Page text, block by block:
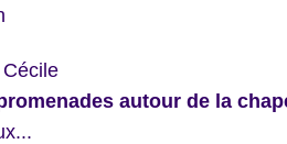
autour de la